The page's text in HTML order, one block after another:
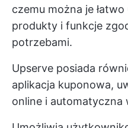
czemu można je
produkty i funkcje
potrzebami.
Upserve posiada
aplikacja kuponowa,
online i automatyczna